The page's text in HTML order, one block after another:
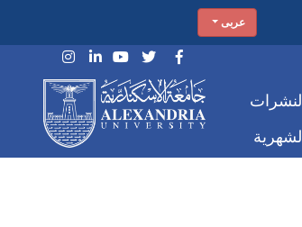
عربى
النشرات
الشهرية